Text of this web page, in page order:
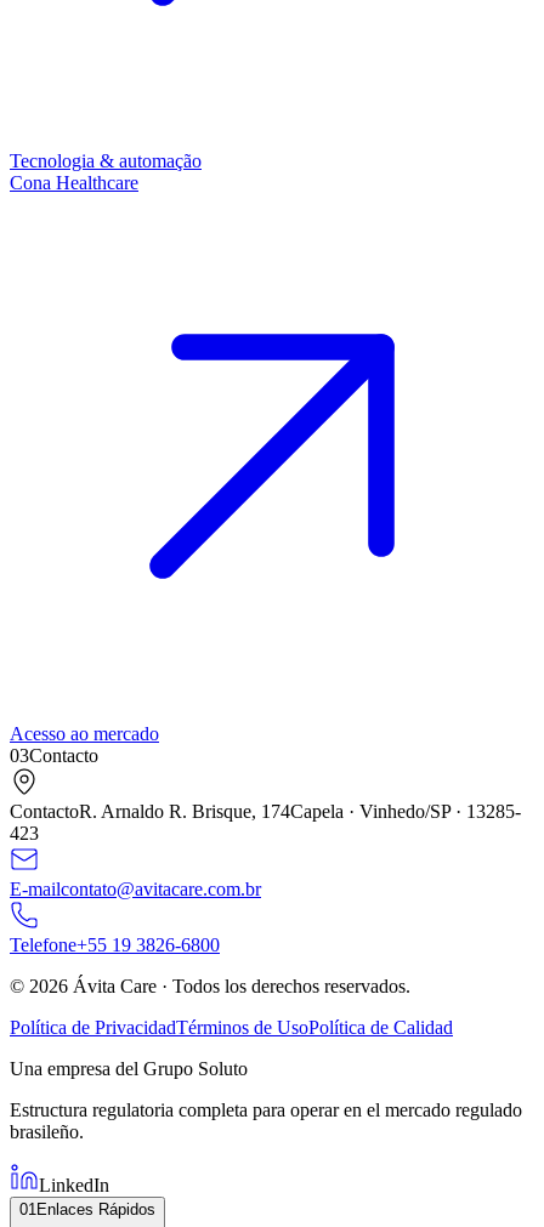
Tecnologia & automação
Cona Healthcare
Acesso ao mercado
03Contacto
ContactoR. Arnaldo R. Brisque, 174Capela · Vinhedo/SP · 13285-
423
E-mailcontato@avitacare.com.br
Telefone+55 19 3826-6800
© 2026 Ávita Care · Todos los derechos reservados.
Política de PrivacidadTérminos de UsoPolítica de Calidad
Una empresa del Grupo Soluto
Estructura regulatoria completa para operar en el mercado regulado
brasileño.
LinkedIn
01Enlaces Rápidos